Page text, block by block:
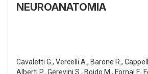
NEUROANATOMIA
Cavaletti G., Vercelli A., Barone R.,
Alberti P., Gerevini S., Boido M., Fornai F.,